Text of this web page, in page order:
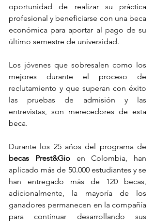
oportunidad de realizar su práctica
profesional y beneficiarse con una beca
económica para aportar al pago de su
último semestre de universidad.
Los jóvenes que sobresalen como los
mejores durante el proceso de
reclutamiento y que superan con éxito
las pruebas de admisión y las
entrevistas, son merecedores de esta
beca.
becas Prest&Gio en Colombia, han
aplicado más de 50.000 estudiantes y se
han entregado más de 120 becas,
adicionalmente, la mayoría de los
ganadores permanecen en la compañía
para continuar desarrollando sus